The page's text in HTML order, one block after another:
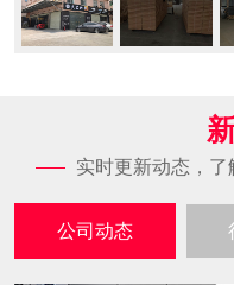
实时更新动态，
公司动态